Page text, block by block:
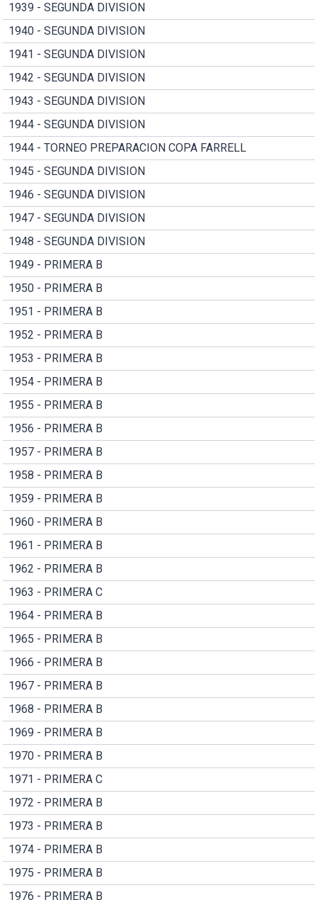
1939 - SEGUNDA DIVISION
1940 - SEGUNDA DIVISION
1941 - SEGUNDA DIVISION
1942 - SEGUNDA DIVISION
1943 - SEGUNDA DIVISION
1944 - SEGUNDA DIVISION
1944 - TORNEO PREPARACION COPA FARRELL
1945 - SEGUNDA DIVISION
1946 - SEGUNDA DIVISION
1947 - SEGUNDA DIVISION
1948 - SEGUNDA DIVISION
1949 - PRIMERA B
1950 - PRIMERA B
1951 - PRIMERA B
1952 - PRIMERA B
1953 - PRIMERA B
1954 - PRIMERA B
1955 - PRIMERA B
1956 - PRIMERA B
1957 - PRIMERA B
1958 - PRIMERA B
1959 - PRIMERA B
1960 - PRIMERA B
1961 - PRIMERA B
1962 - PRIMERA B
1963 - PRIMERA C
1964 - PRIMERA B
1965 - PRIMERA B
1966 - PRIMERA B
1967 - PRIMERA B
1968 - PRIMERA B
1969 - PRIMERA B
1970 - PRIMERA B
1971 - PRIMERA C
1972 - PRIMERA B
1973 - PRIMERA B
1974 - PRIMERA B
1975 - PRIMERA B
1976 - PRIMERA B